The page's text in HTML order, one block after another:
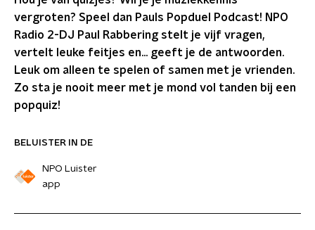
vergroten? Speel dan Pauls Popduel Podcast! NPO
Radio 2-DJ Paul Rabbering stelt je vijf vragen,
vertelt leuke feitjes en... geeft je de antwoorden.
Leuk om alleen te spelen of samen met je vrienden.
Zo sta je nooit meer met je mond vol tanden bij een
popquiz!
BELUISTER IN DE
NPO Luister
app